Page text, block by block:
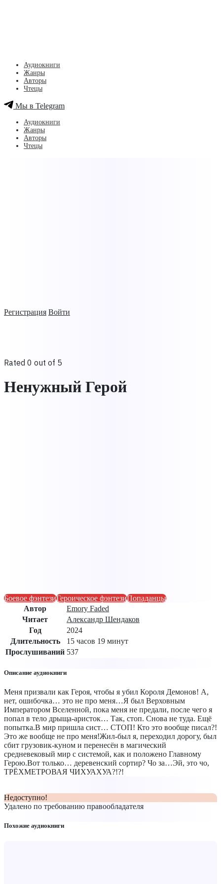
Регистрация Войти
Аудиокниги
Жанры
Авторы
Чтецы
Мы в Telegram
Аудиокниги
Жанры
Авторы
Чтецы
Rated 0 out of 5
Ненужный Герой
Боевое фэнтезиГероическое фэнтезиПопаданцы
Автор
Emory Faded
Читает
Александр Шендаков
Год
2024
Длительность
15 часов 19 минут
Прослушиваний 537
Описание аудиокниги
Меня призвали как Героя, чтобы я убил Короля Демонов! А,
нет, ошибочка… это не про меня…Я был Верховным
Императором Вселенной, пока меня не предали, после чего я
попал в тело дрыща-аристок… Так, стоп. Снова не туда. Ещё
попытка.В мир пришла сист… СТОП! Кто это вообще писал?!
Это же вообще не про меня!Жил-был я, переходил дорогу, был
сбит грузовик-куном и перенесён в магический
средневековый мир с системой, как и положено Главному
Герою.Вот только… деревенский сортир? Чо за…Эй, это чо,
ТРЁХМЕТРОВАЯ ЧИХУАХУА?!?!
Недоступно!
Удалено по требованию правообладателя
Похожие аудиокниги